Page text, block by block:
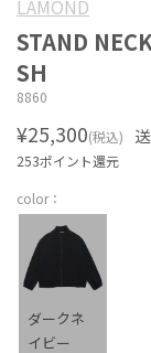
LAMOND
STAND
SH
8860
¥25,300(税込)
253ポイント還元
color：
ダークネ
イビー